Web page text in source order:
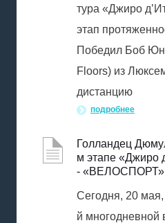
тура «Джиро
этап
Победил Боб
Floors) из
дистанцию
подробнее
Голландец
м этапе «Джиро
- «ВЕЛОСПОРТ»
Сегодня, 20
й многодневной